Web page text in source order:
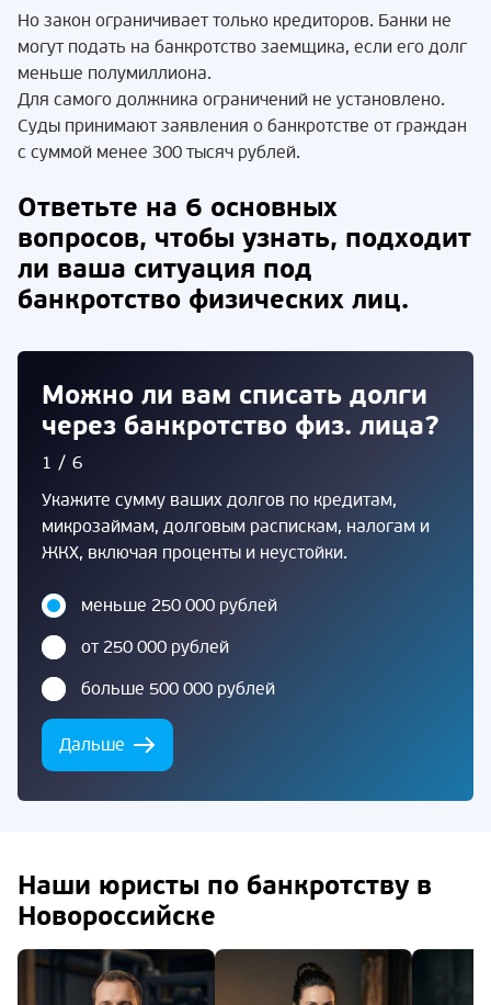
Но закон ограничивает только кредиторов. Банки не
могут подать на банкротство заемщика, если его долг
меньше полумиллиона.
Для самого должника ограничений не установлено.
Суды принимают заявления о банкротстве от граждан
с суммой менее 300 тысяч рублей.
Ответьте на 6 основных
вопросов, чтобы узнать, подходит
ли ваша ситуация под
банкротство физических лиц.
Можно ли вам списать долги
через банкротство физ. лица?
1/6
Укажите сумму ваших долгов по кредитам,
микрозаймам, долговым распискам, налогам и
ЖКХ, включая проценты и неустойки.
меньше 250 000 рублей
от 250 000 рублей
больше 500 000 рублей
Дальше
Наши юристы по банкротству в
Новороссийске